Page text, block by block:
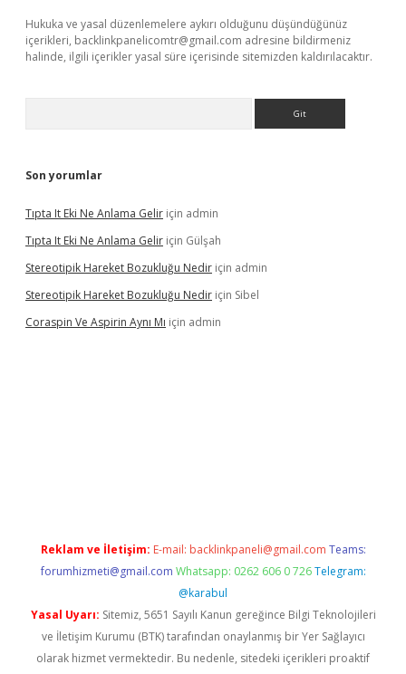
Hukuka ve yasal düzenlemelere aykırı olduğunu düşündüğünüz
içerikleri, backlinkpanelicomtr@gmail.com adresine bildirmeniz
halinde, ilgili içerikler yasal süre içerisinde sitemizden kaldırılacaktır.
Son yorumlar
Tıpta It Eki Ne Anlama Gelir için admin
Tıpta It Eki Ne Anlama Gelir için Gülşah
Stereotipik Hareket Bozukluğu Nedir için admin
Stereotipik Hareket Bozukluğu Nedir için Sibel
Coraspin Ve Aspirin Aynı Mı için admin
Reklam ve İletişim: E-mail: backlinkpaneli@gmail.com Teams:
forumhizmeti@gmail.com Whatsapp: 0262 606 0 726 Telegram:
@karabul
Yasal Uyarı: Sitemiz, 5651 Sayılı Kanun gereğince Bilgi Teknolojileri
ve İletişim Kurumu (BTK) tarafından onaylanmış bir Yer Sağlayıcı
olarak hizmet vermektedir. Bu nedenle, sitedeki içerikleri proaktif